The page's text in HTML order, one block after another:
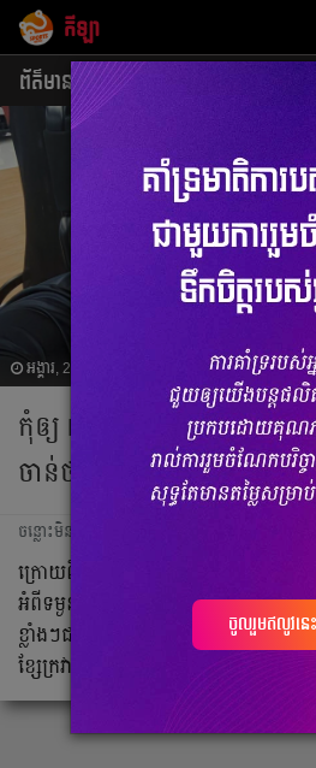
កីឡា
ព័ត៌មាន បាល់ទាត់
អង្គារ, 25 កក្កដា 2023 06:58
កុំ​ឲ្យ​ Fan​ ចេះ​តែ​ចាប់​គូ​ច្រើ
ចាន់ថន​ បង្ហោះ​សារ​ពន្យល់​បែប​
ចន្លោះមិនឃើញ
ក្រោយ​ពី​វត្តមាន​របស់​ សុខ​ ធី​ ដល់​ទឹកដី​កម្ពុជ
អំពី​ទម្ងន់​ ៦០​គីឡូក្រាម​ និង​រឿង​ចង់​ឲ្យ​រូប​គេ​
ខ្លាំងៗ​ជា​ច្រើន​នៅ​កម្ពុជា។​ មាន​អ្នក​គាំទ្រ​
ខ្សែក្រវាត់​ ឬ​ប្រកួត​ម៉ារ៉ាតុង​ទៀត​ផង។​
ចូលរួមឥលូវនេះ